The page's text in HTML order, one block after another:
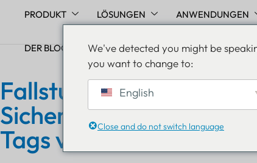
PRODUKT LÖSUNGEN ANWENDUNGEN
DER BLOG
Fallstudie:
Sicherheit mit
Tags von Lansitec
We've detected you might be
you want to change to:
English
Close and do not switch language